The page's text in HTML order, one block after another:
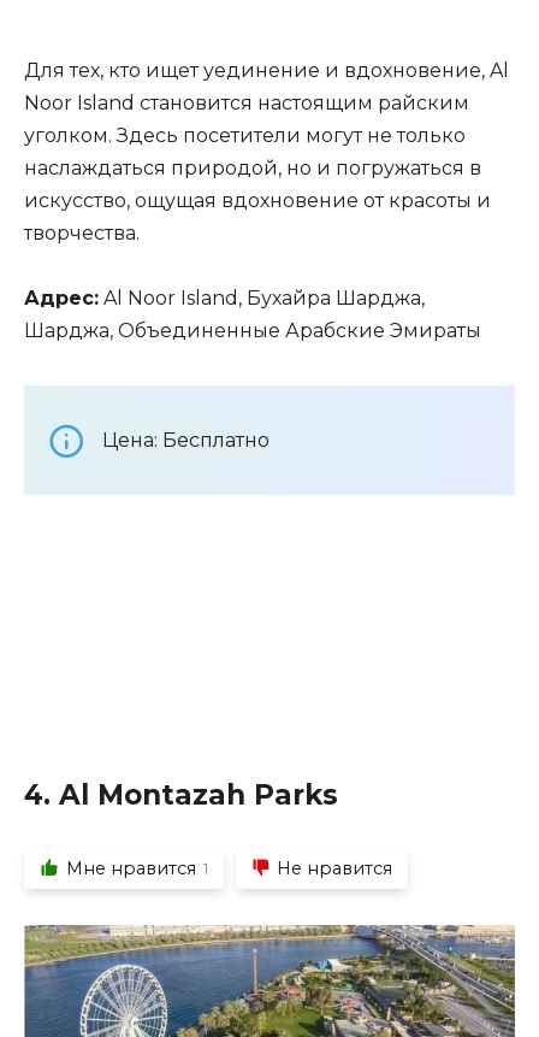
Для тех, кто ищет уединение и вдохновение, Al
Noor Island становится настоящим райским
уголком. Здесь посетители могут не только
наслаждаться природой, но и погружаться в
искусство, ощущая вдохновение от красоты и
творчества.
Адрес: Al Noor Island, Бухайра Шарджа,
Шарджа, Объединенные Арабские Эмираты
Цена: Бесплатно
4. Al Montazah Parks
Мне нравится 1 Не нравится